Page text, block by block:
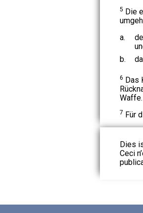
5 Die
a.
b.
6 Das
Waffe.
7 Für
Dies
Ceci